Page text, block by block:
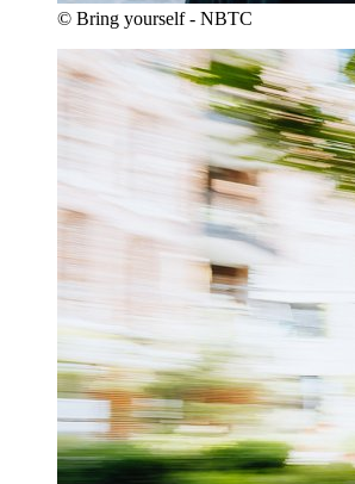
© Bring yourself - NBTC